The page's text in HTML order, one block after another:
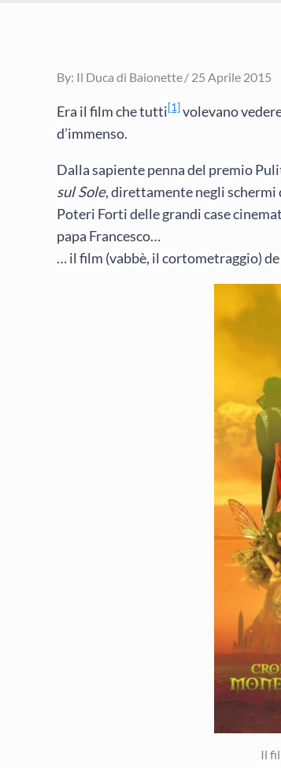
By: Il Duca di Baionette Posted
25 Aprile 2015
Era il film che tutti[1]volevano
d’immenso.
Dalla sapiente penna del premio
sul Sole, direttamente negli schermi
Poteri Forti delle grandi case
papa Francesco…
… il film (vabbè, il cortometraggio) de
Il